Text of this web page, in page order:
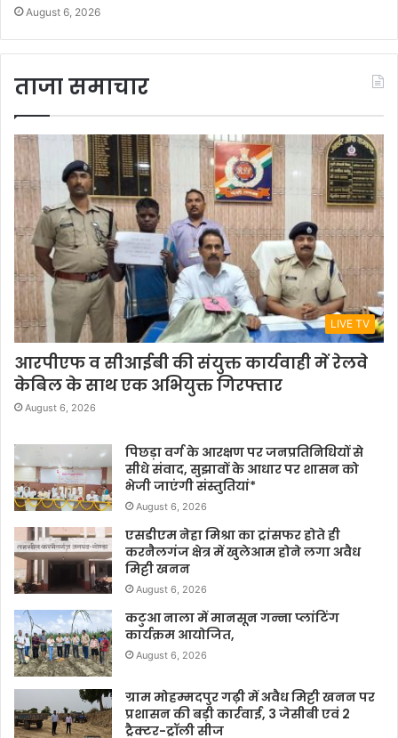
August 6, 2026
ताजा समाचार
LIVE TV
आरपीएफ व सीआईबी की संयुक्त कार्यवाही में रेलवे
केबिल के साथ एक अभियुक्त गिरफ्तार
August 6, 2026
पिछड़ा वर्ग के आरक्षण पर जनप्रतिनिधियों से
सीधे संवाद, सुझावों के आधार पर शासन को
भेजी जाएंगी संस्तुतियां*
August 6, 2026
एसडीएम नेहा मिश्रा का ट्रांसफर होते ही
करनैलगंज क्षेत्र में खुलेआम होने लगा अवैध
मिट्टी खनन
August 6, 2026
कटुआ नाला में मानसून गन्ना प्लांटिंग
कार्यक्रम आयोजित,
August 6, 2026
ग्राम मोहम्मदपुर गढ़ी में अवैध मिट्टी खनन पर
प्रशासन की बड़ी कार्रवाई, 3 जेसीबी एवं 2
ट्रैक्टर-ट्रॉली सीज